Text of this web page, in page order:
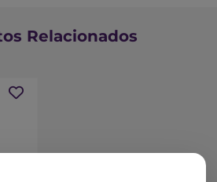
Relacionados